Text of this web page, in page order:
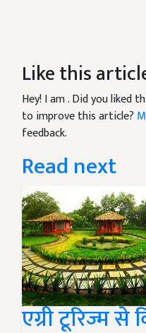
Like this
Hey! I am. Did you liked
to improve this article?
feedback.
Read next
एग्री टूरिज्म से